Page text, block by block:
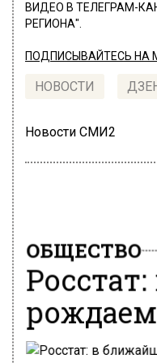
ВИДЕО В ТЕЛЕГРАМ-
РЕГИОНА".
ПОДПИСЫВАЙТЕСЬ НА
НОВОСТИ
Новости СМИ2
ОБЩЕСТВО